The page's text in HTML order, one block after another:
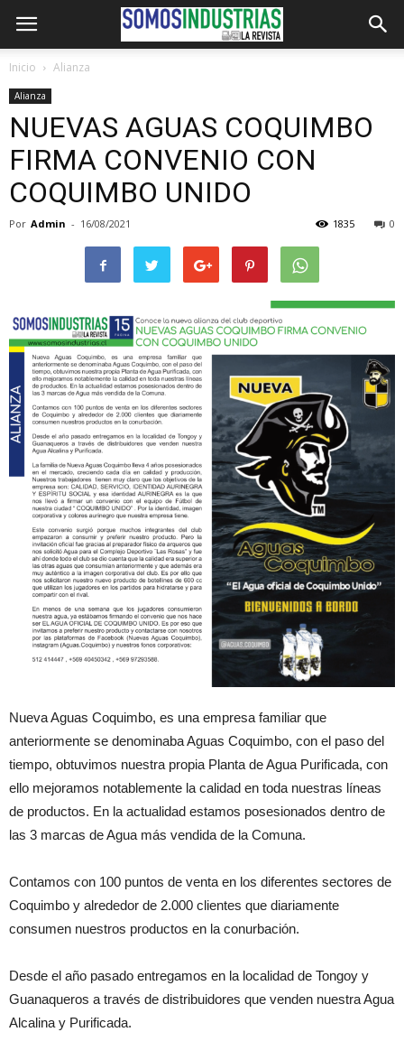
Inicio Alianza
Alianza
NUEVAS AGUAS COQUIMBO
FIRMA CONVENIO CON
COQUIMBO UNIDO
Por Admin - 16/08/2021 0
1835
Nueva Aguas Coquimbo, es una empresa familiar que
anteriormente se denominaba Aguas Coquimbo, con el paso del
tiempo, obtuvimos nuestra propia Planta de Agua Purificada, con
ello mejoramos notablemente la calidad en toda nuestras líneas
de productos. En la actualidad estamos posesionados dentro de
las 3 marcas de Agua más vendida de la Comuna.
Contamos con 100 puntos de venta en los diferentes sectores de
Coquimbo y alrededor de 2.000 clientes que diariamente
consumen nuestros productos en la conurbación.
Desde el año pasado entregamos en la localidad de Tongoy y
Guanaqueros a través de distribuidores que venden nuestra Agua
Alcalina y Purificada.